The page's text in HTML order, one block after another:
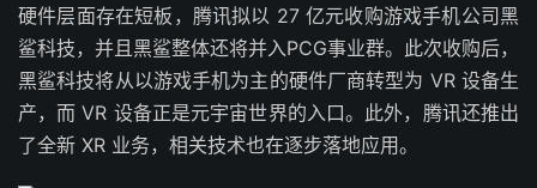
硬件层面存在短板，腾讯拟以 27 亿元收购游戏手机公司黑
鲨科技，并且黑鲨整体还将并入PCG事业群。此次收购后，
黑鲨科技将从以游戏手机为主的硬件厂商转型为 VR 设备生
产，而 VR 设备正是元宇宙世界的入口。此外，腾讯还推出
了全新 XR 业务，相关技术也在逐步落地应用。